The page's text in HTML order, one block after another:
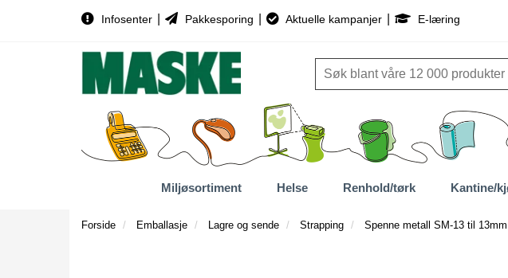
Infosenter Pakkesporing Aktuelle kampanjer E-læring
Miljøsortiment Helse Renhold/tørk Kantine/
Forside Emballasje Lagre og sende Strapping Spenne metall SM-13 til